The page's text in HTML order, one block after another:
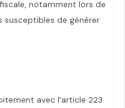
notamment lors de
susceptibles de générer
avec l’article 223